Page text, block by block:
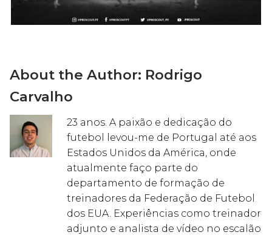
About the Author: Rodrigo
Carvalho
23 anos. A paixão e dedicação do
futebol levou-me de Portugal até aos
Estados Unidos da América, onde
atualmente faço parte do
departamento de formação de
treinadores da Federação de Futebol
dos EUA. Experiências como treinador
adjunto e analista de vídeo no escalão